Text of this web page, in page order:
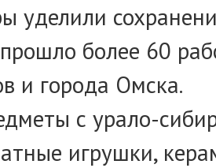
уделили
более 60
и города Омска.
с урало-
игрушки,